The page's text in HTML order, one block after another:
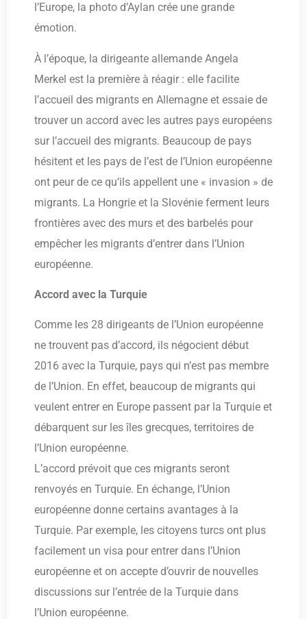
l’Europe, la photo d’Aylan crée une grande
émotion.
À l’époque, la dirigeante allemande Angela
Merkel est la première à réagir : elle facilite
l’accueil des migrants en Allemagne et essaie de
trouver un accord avec les autres pays européens
sur l’accueil des migrants. Beaucoup de pays
hésitent et les pays de l’est de l’Union européenne
ont peur de ce qu’ils appellent une « invasion » de
migrants. La Hongrie et la Slovénie ferment leurs
frontières avec des murs et des barbelés pour
empêcher les migrants d’entrer dans l’Union
européenne.
Accord avec la Turquie
Comme les 28 dirigeants de l’Union européenne
ne trouvent pas d’accord, ils négocient début
2016 avec la Turquie, pays qui n’est pas membre
de l’Union. En effet, beaucoup de migrants qui
veulent entrer en Europe passent par la Turquie et
débarquent sur les îles grecques, territoires de
l’Union européenne.
L’accord prévoit que ces migrants seront
renvoyés en Turquie. En échange, l’Union
européenne donne certains avantages à la
Turquie. Par exemple, les citoyens turcs ont plus
facilement un visa pour entrer dans l’Union
européenne et on accepte d’ouvrir de nouvelles
discussions sur l’entrée de la Turquie dans
l’Union européenne.